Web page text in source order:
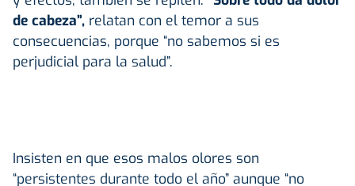
de cabeza”, relatan con el temor a sus
consecuencias, porque “no sabemos si es
perjudicial para la salud”.
Insisten en que esos malos olores son
“persistentes durante todo el año” aunque “no